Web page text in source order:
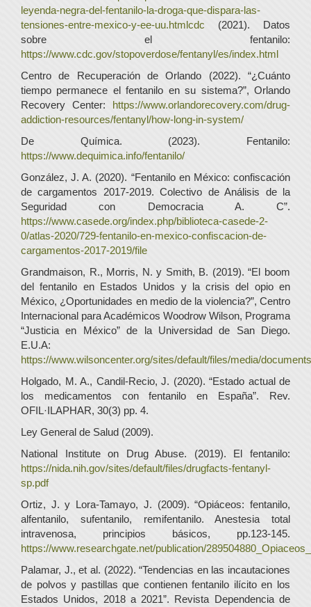
leyenda-negra-del-fentanilo-la-droga-que-dispara-las-
tensiones-entre-mexico-y-ee-uu.htmlcdc (2021). Datos
sobre el fentanilo:
https://www.cdc.gov/stopoverdose/fentanyl/es/index.html
Centro de Recuperación de Orlando (2022). “¿Cuánto
tiempo permanece el fentanilo en su sistema?”, Orlando
Recovery Center: https://www.orlandorecovery.com/drug-
addiction-resources/fentanyl/how-long-in-system/
De Química. (2023). Fentanilo:
https://www.dequimica.info/fentanilo/
González, J. A. (2020). “Fentanilo en México: confiscación
de cargamentos 2017-2019. Colectivo de Análisis de la
Seguridad con Democracia A. C”.
https://www.casede.org/index.php/biblioteca-casede-2-
0/atlas-2020/729-fentanilo-en-mexico-confiscacion-de-
cargamentos-2017-2019/file
Grandmaison, R., Morris, N. y Smith, B. (2019). “El boom
del fentanilo en Estados Unidos y la crisis del opio en
México, ¿Oportunidades en medio de la violencia?”, Centro
Internacional para Académicos Woodrow Wilson, Programa
“Justicia en México” de la Universidad de San Diego.
E.U.A:
https://www.wilsoncenter.org/sites/default/files/media/
Holgado, M. A., Candil-Recio, J. (2020). “Estado actual de
los medicamentos con fentanilo en España”. Rev.
OFIL·ILAPHAR, 30(3) pp. 4.
Ley General de Salud (2009).
National Institute on Drug Abuse. (2019). El fentanilo:
https://nida.nih.gov/sites/default/files/drugfacts-fentanyl-
sp.pdf
Ortiz, J. y Lora-Tamayo, J. (2009). “Opiáceos: fentanilo,
alfentanilo, sufentanilo, remifentanilo. Anestesia total
intravenosa, principios básicos, pp.123-145.
https://www.researchgate.net/publication/
Palamar, J., et al. (2022). “Tendencias en las incautaciones
de polvos y pastillas que contienen fentanilo ilícito en los
Estados Unidos, 2018 a 2021”. Revista Dependencia de